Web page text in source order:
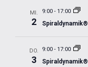
MI.
2
9:00- 17:00
DO.
3
9:00- 17:00